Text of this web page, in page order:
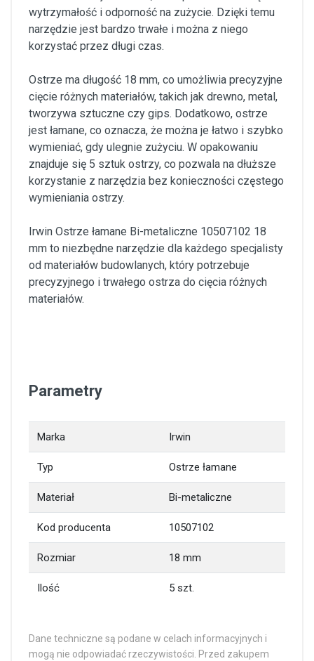
wytrzymałość i odporność na zużycie. Dzięki temu
narzędzie jest bardzo trwałe i można z niego
korzystać przez długi czas.
Ostrze ma długość 18 mm, co umożliwia precyzyjne
cięcie różnych materiałów, takich jak drewno, metal,
tworzywa sztuczne czy gips. Dodatkowo, ostrze
jest łamane, co oznacza, że można je łatwo i szybko
wymieniać, gdy ulegnie zużyciu. W opakowaniu
znajduje się 5 sztuk ostrzy, co pozwala na dłuższe
korzystanie z narzędzia bez konieczności częstego
wymieniania ostrzy.
Irwin Ostrze łamane Bi-metaliczne 10507102 18
mm to niezbędne narzędzie dla każdego specjalisty
od materiałów budowlanych, który potrzebuje
precyzyjnego i trwałego ostrza do cięcia różnych
materiałów.
Parametry
Marka Irwin
Typ Ostrze łamane
Materiał Bi-metaliczne
Kod producenta 10507102
Rozmiar 18 mm
Ilość 5 szt.
Dane techniczne są podane w celach informacyjnych i
mogą nie odpowiadać rzeczywistości. Przed zakupem